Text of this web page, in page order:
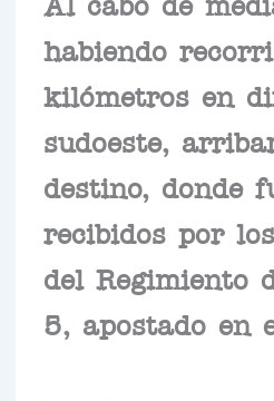
Al cabo de
habiendo
kilómetros en
sudoeste,
destino, donde
recibidos por
del Regimiento
5, apostado en